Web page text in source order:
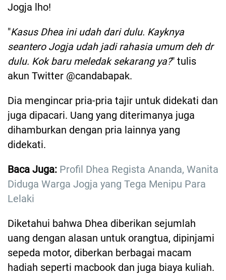
Jogja lho!
"Kasus Dhea ini udah dari dulu. Kayknya
seantero Jogja udah jadi rahasia umum deh dr
dulu. Kok baru meledak sekarang ya?" tulis
akun Twitter @candabapak.
Dia mengincar pria-pria tajir untuk didekati dan
juga dipacari. Uang yang diterimanya juga
dihamburkan dengan pria lainnya yang
didekati.
Baca Juga: Profil Dhea Regista Ananda, Wanita
Diduga Warga Jogja yang Tega Menipu Para
Lelaki
Diketahui bahwa Dhea diberikan sejumlah
uang dengan alasan untuk orangtua, dipinjami
sepeda motor, diberkan berbagai macam
hadiah seperti macbook dan juga biaya kuliah.